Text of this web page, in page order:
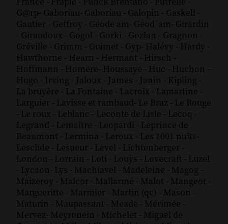
G@rp- Gaboriau- Gaboriau - Galopin - Gaskell -
Gautier - Geffroy - Géode am- Géod´am- Girardin
- Giraudoux - Gogol - Gorki - Gozlan - Gragnon -
Gréville - Grimm - Guimet - Gyp- Halévy - Hardy -
Hawthorne - Hearn - Hermant - Hirsch -
Hoffmann - Homère- Houssaye - Huc - Huchon -
Hugo - Irving - Jaloux - James - Janin - Kipling -
La bruyère - La Fontaine - Lacroix - Lamartine -
Larguier - Lavisse et rambaud- Le Braz - Le Rouge
- Le roux - Leblanc - Leconte de Lisle - Lecoq -
Legrand - Lemaître - Leopardi - Leprince de
Beaumont - Lermina - Leroux - Les 1001 nuits-
Lesclide - Lesueur - Level - Lichtenberger -
London - Lorrain - Loti - Louÿs - Lovecraft - Luzel
- Lycaon- Lys - Machiavel - Madeleine - Magog -
Maizeroy - Malcor - Mallarmé - Malot - Mangeot -
Margueritte - Marmier - Martin (qc) - Mason -
Maturin - Maupassant - Meade - Mérimée -
Mervez- Meyronein - Michelet - Miguel de